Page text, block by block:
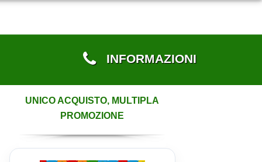
INFORMAZIONI
UNICO ACQUISTO, MULTIPLA
PROMOZIONE